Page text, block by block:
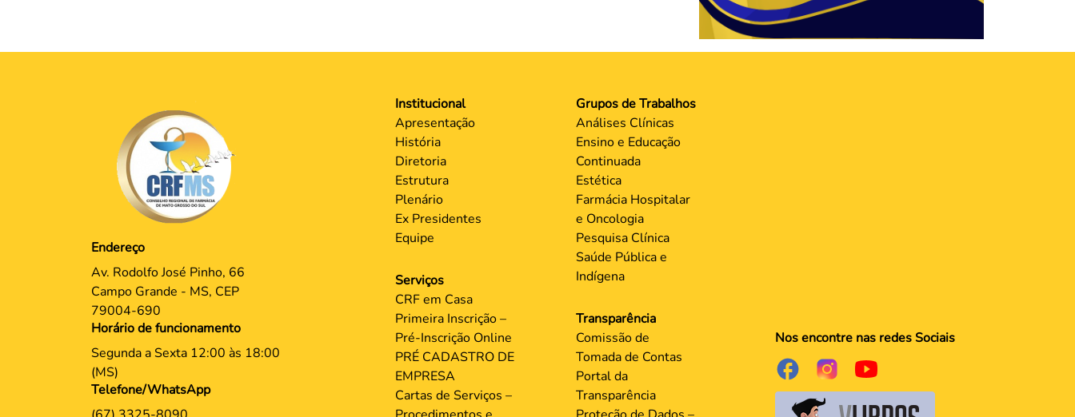
Endereço
Av. Rodolfo José Pinho, 66
Campo Grande - MS, CEP
79004-690
Horário de funcionamento
Segunda a Sexta 12:00 às 18:00
(MS)
Telefone/WhatsApp
Institucional
Apresentação
História
Diretoria
Estrutura
Plenário
Ex Presidentes
Equipe
Serviços
CRF em Casa
Primeira Inscrição –
Pré-Inscrição Online
PRÉ CADASTRO DE
EMPRESA
Cartas de Serviços –
Grupos de Trabalhos
Análises Clínicas
Ensino e Educação
Continuada
Estética
Farmácia Hospitalar
e Oncologia
Pesquisa Clínica
Saúde Pública e
Indígena
Transparência
Comissão de
Tomada de Contas
Portal da
Transparência
Nos encontre nas redes Sociais